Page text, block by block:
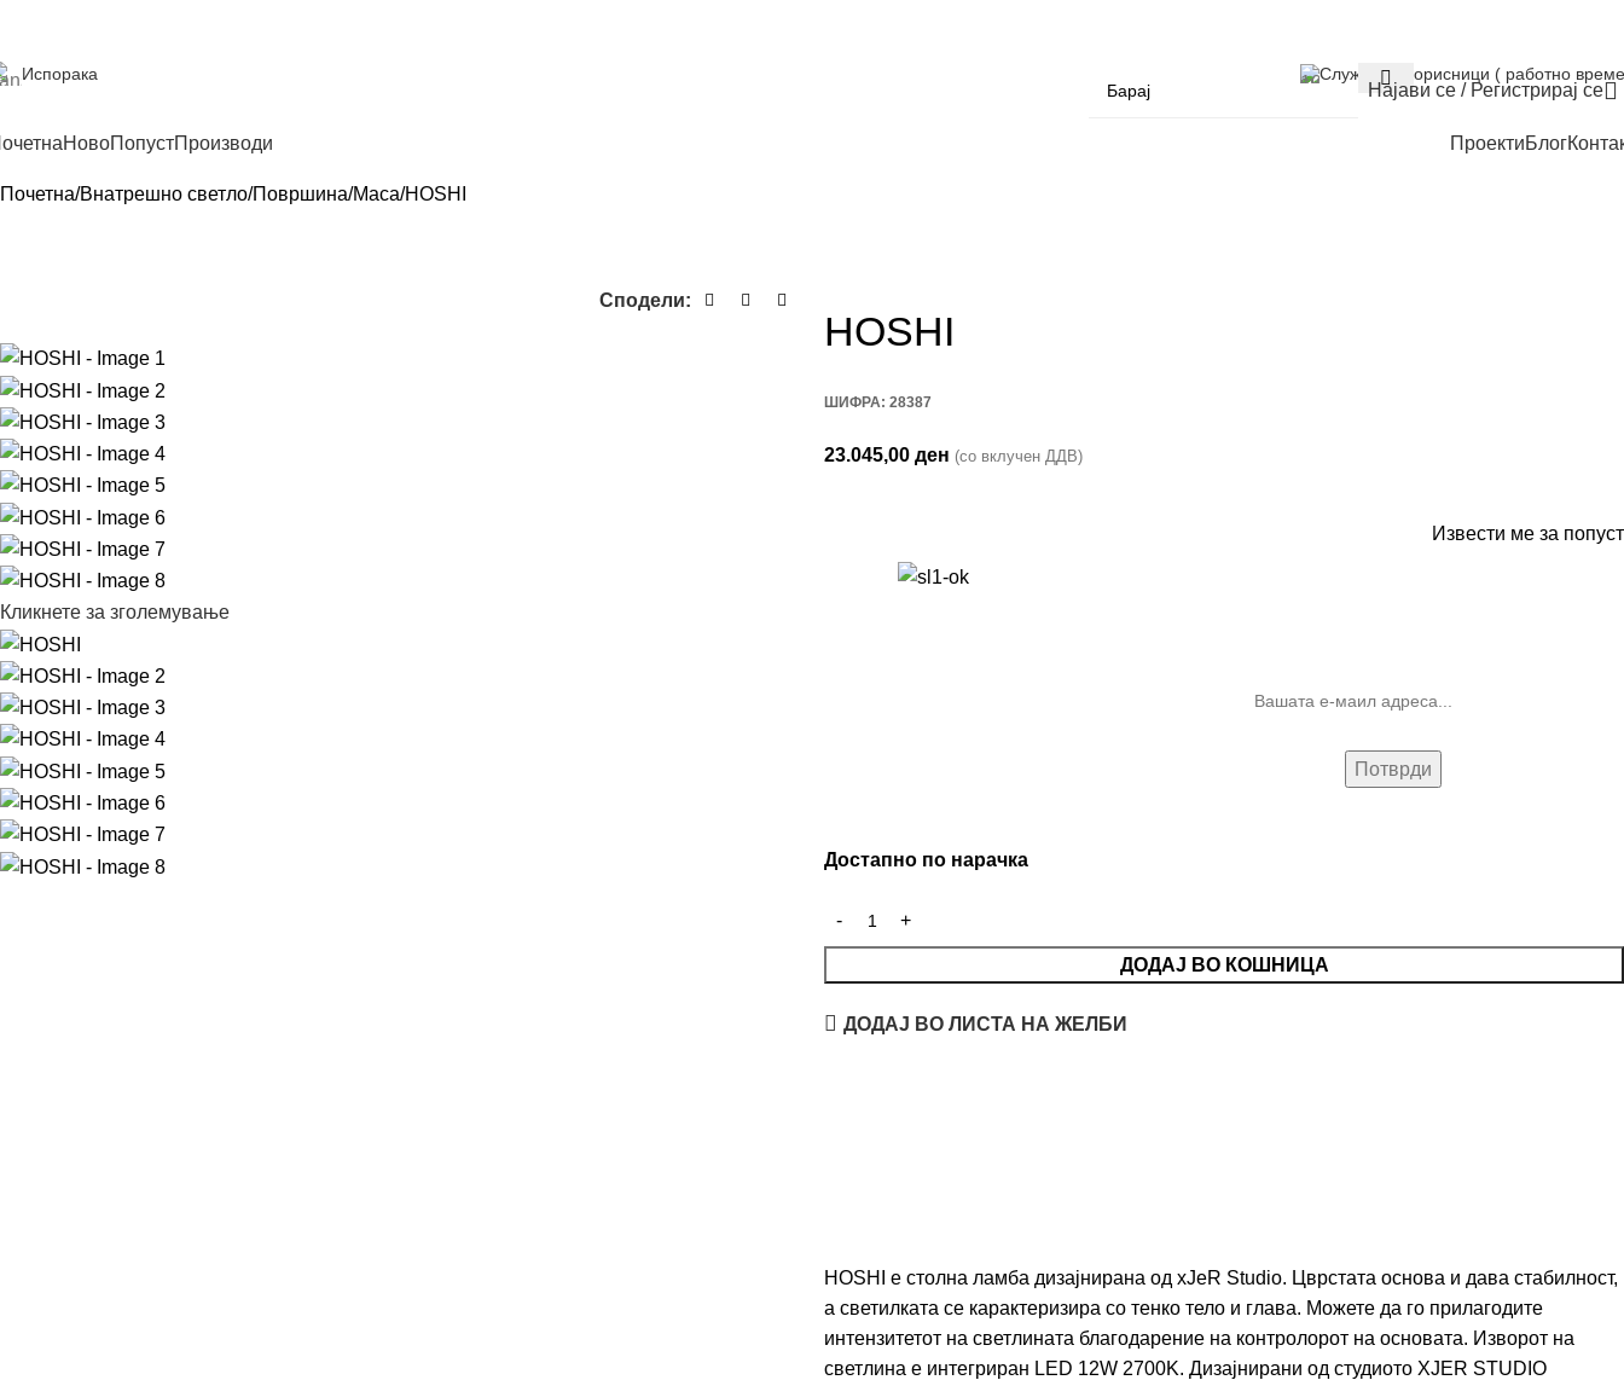
Испорака Служба за корисници ( работно
Најави се / Регистрирај се
НовоПопустПроизводи ПроектиБлог
Почетна Внатрешно светло Површина Маса HOSHI
Сподели:
Кликнете за зголемување
HOSHI
ШИФРА: 28387
23.045,00 ден (со вклучен ДДВ)
Извести ме за попуст
Достапно по нарачка
ДОДАЈ ВО КОШНИЦА
ДОДАЈ ВО ЛИСТА НА ЖЕЛБИ
HOSHI е столна ламба дизајнирана од xJeR Studio. Цврстата основа и дава стабилност,
а светилката се карактеризира со тенко тело и глава. Можете да го прилагодите
интензитетот на светлината благодарение на контролорот на основата. Изворот на
светлина е интегриран LED 12W 2700K. Дизајнирани од студиото XJER STUDIO